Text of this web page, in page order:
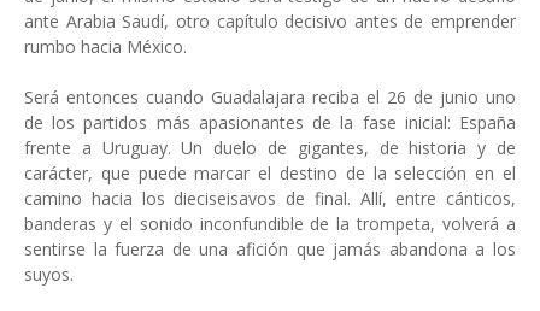
ante Arabia Saudí, otro capítulo decisivo antes de emprender
rumbo hacia México.
Será entonces cuando Guadalajara reciba el 26 de junio uno
de los partidos más apasionantes de la fase inicial: España
frente a Uruguay. Un duelo de gigantes, de historia y de
carácter, que puede marcar el destino de la selección en el
camino hacia los dieciseisavos de final. Allí, entre cánticos,
banderas y el sonido inconfundible de la trompeta, volverá a
sentirse la fuerza de una afición que jamás abandona a los
suyos.